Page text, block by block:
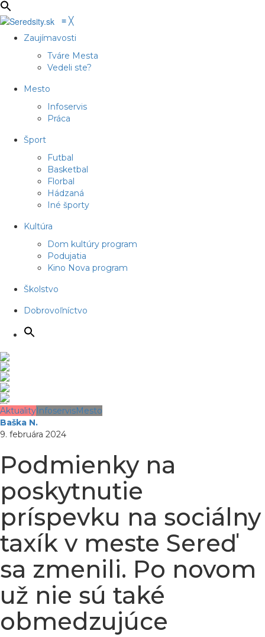
≡ ╳
Zaujímavosti
Tváre Mesta
Vedeli ste?
Mesto
Infoservis
Práca
Šport
Futbal
Basketbal
Florbal
Hádzaná
Iné športy
Kultúra
Dom kultúry program
Podujatia
Kino Nova program
Školstvo
Dobrovoľníctvo
Aktuality InfoservisMesto
Baška N.
9. februára 2024
Podmienky na
poskytnutie
príspevku na sociálny
taxík v meste Sereď
sa zmenili. Po novom
už nie sú také
obmedzujúce